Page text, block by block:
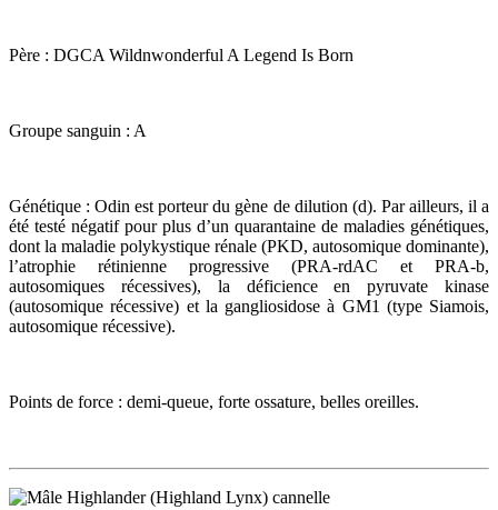
Père : DGCA Wildnwonderful A Legend Is Born
Groupe sanguin : A
Génétique : Odin est porteur du gène de dilution (d). Par ailleurs, il a
été testé négatif pour plus d’un quarantaine de maladies génétiques,
dont la maladie polykystique rénale (PKD, autosomique dominante),
l’atrophie rétinienne progressive (PRA-rdAC et PRA-b,
autosomiques récessives), la déficience en pyruvate kinase
(autosomique récessive) et la gangliosidose à GM1 (type Siamois,
autosomique récessive).
Points de force : demi-queue, forte ossature, belles oreilles.